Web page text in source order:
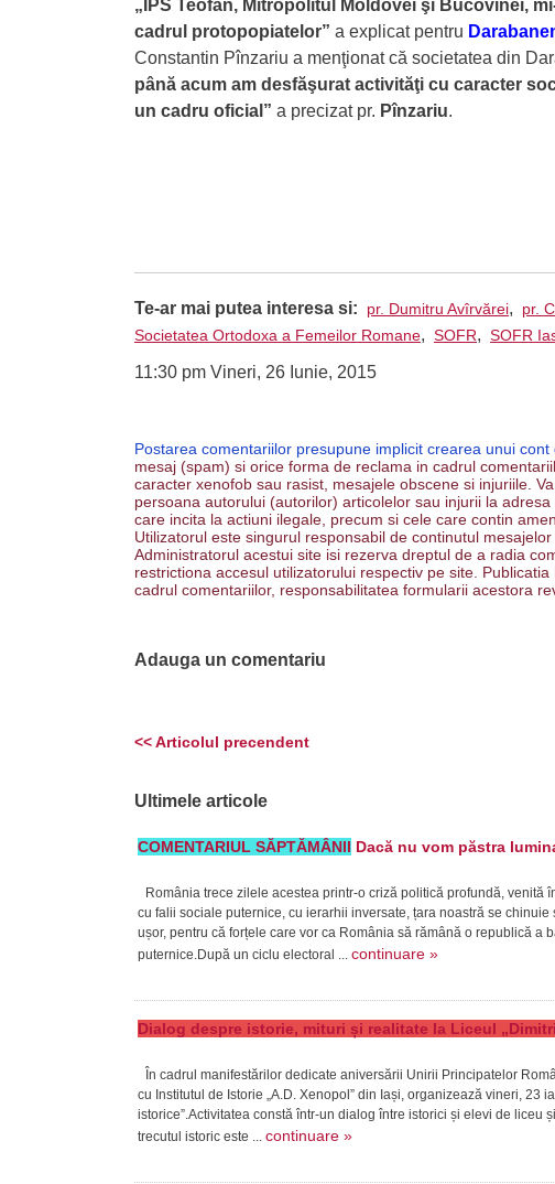
„ÎPS Teofan, Mitropolitul Moldovei şi Bucovinei,
cadrul protopopiatelor” a explicat pentru
Constantin Pînzariu a menţionat că societatea din
până acum am desfăşurat activităţi cu caracter
un cadru oficial” a precizat pr. Pînzariu.
Te-ar mai putea interesa si: pr. Dumitru Avîrvărei, pr.
Societatea Ortodoxa a Femeilor Romane, SOFR, SOFR
11:30 pm Vineri, 26 Iunie, 2015
Postarea comentariilor presupune implicit crearea unui cont
mesaj (spam) si orice forma de reclama in cadrul
caracter xenofob sau rasist, mesajele obscene si injuriile.
persoana autorului (autorilor) articolelor sau injurii la
care incita la actiuni ilegale, precum si cele care contin
Utilizatorul este singurul responsabil de continutul
Administratorul acestui site isi rezerva dreptul de a radia
restrictiona accesul utilizatorului respectiv pe site.
cadrul comentariilor, responsabilitatea formularii acestora
Adauga un comentariu
<< Articolul precendent
Ultimele articole
COMENTARIUL SĂPTĂMÂNII Dacă nu vom păstra
România trece zilele acestea printr-o criză politică profundă, venită
cu falii sociale puternice, cu ierarhii inversate, țara noastră se
ușor, pentru că forțele care vor ca România să rămână o republică a
puternice.După un ciclu electoral ... continuare »
Dialog despre istorie, mituri și realitate la Liceul
În cadrul manifestărilor dedicate aniversării Unirii Principatelor
cu Institutul de Istorie „A.D. Xenopol” din Iași, organizează vineri, 23
istorice”.Activitatea constă într-un dialog între istorici și elevi de
trecutul istoric este ... continuare »